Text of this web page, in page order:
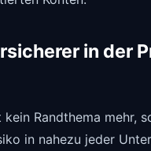
in der
kein Randthema mehr,
in nahezu jeder